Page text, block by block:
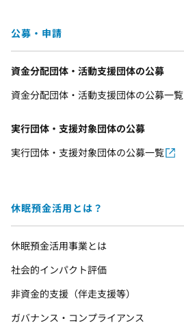
公募・申請
資金分配団体・活動支援団体の公募
資金分配団体・活動支援団体の公募一覧
実行団体・支援対象団体の公募
実行団体・支援対象団体の公募一覧
休眠預金活用とは？
休眠預金活用事業とは
社会的インパクト評価
非資金的支援（伴走支援等）
ガバナンス・コンプライアンス